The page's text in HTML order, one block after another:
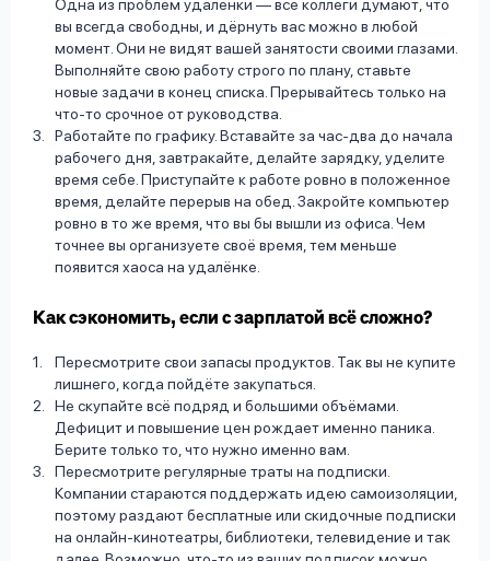
Одна из проблем удалёнки — все коллеги думают, что
вы всегда свободны, и дёрнуть вас можно в любой
момент. Они не видят вашей занятости своими глазами.
Выполняйте свою работу строго по плану, ставьте
новые задачи в конец списка. Прерывайтесь только на
что-то срочное от руководства.
Работайте по графику. Вставайте за час-два до начала
рабочего дня, завтракайте, делайте зарядку, уделите
время себе. Приступайте к работе ровно в положенное
время, делайте перерыв на обед. Закройте компьютер
ровно в то же время, что вы бы вышли из офиса. Чем
точнее вы организуете своё время, тем меньше
появится хаоса на удалёнке.
Как сэкономить, если с зарплатой всё сложно?
Пересмотрите свои запасы продуктов. Так вы не купите
лишнего, когда пойдёте закупаться.
Не скупайте всё подряд и большими объёмами.
Дефицит и повышение цен рождает именно паника.
Берите только то, что нужно именно вам.
Пересмотрите регулярные траты на подписки.
Компании стараются поддержать идею самоизоляции,
поэтому раздают бесплатные или скидочные подписки
на онлайн-кинотеатры, библиотеки, телевидение и так